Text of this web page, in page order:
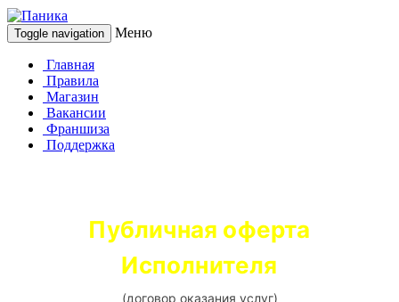
Toggle navigation Меню
Главная
Правила
Магазин
Вакансии
Франшиза
Поддержка
Публичная оферта
Исполнителя
(договор оказания услуг)